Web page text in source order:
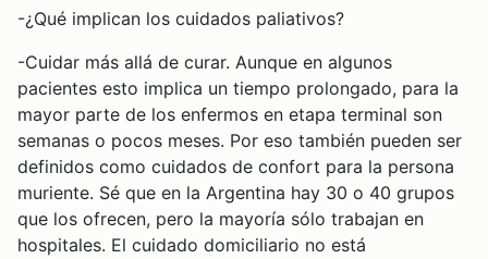
-¿Qué implican los cuidados paliativos?
-Cuidar más allá de curar. Aunque en algunos
pacientes esto implica un tiempo prolongado, para la
mayor parte de los enfermos en etapa terminal son
semanas o pocos meses. Por eso también pueden ser
definidos como cuidados de confort para la persona
muriente. Sé que en la Argentina hay 30 o 40 grupos
que los ofrecen, pero la mayoría sólo trabajan en
hospitales. El cuidado domiciliario no está